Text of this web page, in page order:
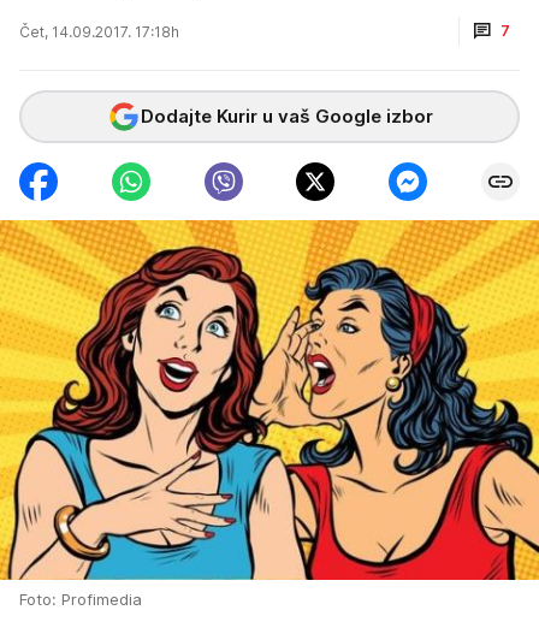
Čet, 14.09.2017. 17:18h 7
Dodajte Kurir u vaš Google izbor
Foto: Profimedia